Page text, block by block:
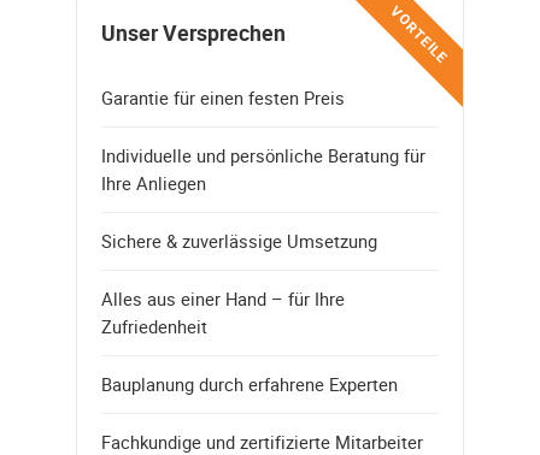
VORTEILE
Unser Versprechen
Garantie für einen festen Preis
Individuelle und persönliche Beratung für
Ihre Anliegen
Sichere & zuverlässige Umsetzung
Alles aus einer Hand – für Ihre
Zufriedenheit
Bauplanung durch erfahrene Experten
Fachkundige und zertifizierte Mitarbeiter